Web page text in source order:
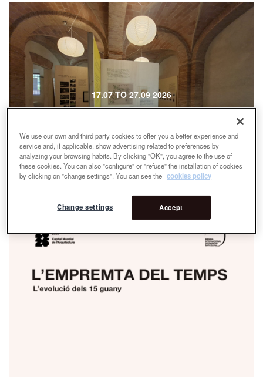
17.07 TO 27.09 2026
We use our own and third party cookies to offer you a better experience and
service and, if applicable, show advertising related to preferences by
analyzing your browsing habits. By clicking "OK", you agree to the use of
these cookies. You can also "configure" or "refuse" the installation of cookies
by clicking on "change settings". You can see the cookies policy
Accept
Change settings